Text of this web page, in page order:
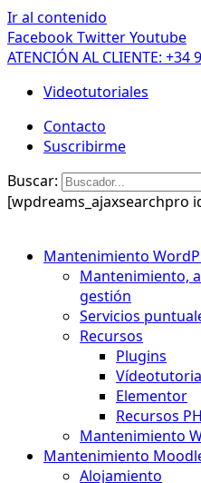
Ir al contenido
FacebookTwitterYoutube
ATENCIÓN AL CLIENTE: +34
Videotutoriales
Contacto
Suscribirme
Buscar:
[wpdreams_ajaxsearchpro
Mantenimiento
Mantenimiento,
gestión
Servicios
Recursos
Plugins
Elementor
Recursos
Mantenimiento
Mantenimiento
Alojamiento